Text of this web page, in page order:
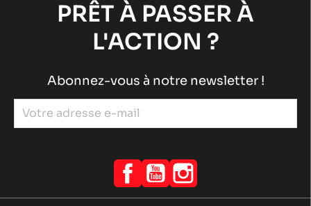
PRÊT À PASSER À
L'ACTION ?
Abonnez-vous à notre newsletter !
Facebook
YouTube